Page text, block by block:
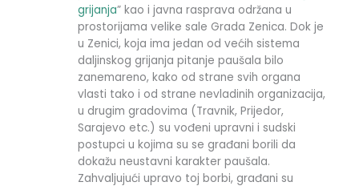
grijanja” kao i javna rasprava održana u
prostorijama velike sale Grada Zenica. Dok je
u Zenici, koja ima jedan od većih sistema
daljinskog grijanja pitanje paušala bilo
zanemareno, kako od strane svih organa
vlasti tako i od strane nevladinih organizacija,
u drugim gradovima (Travnik, Prijedor,
Sarajevo etc.) su vođeni upravni i sudski
postupci u kojima su se građani borili da
dokažu neustavni karakter paušala.
Zahvaljujući upravo toj borbi, građani su